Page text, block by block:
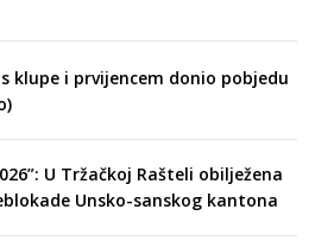
klupe i prvijencem donio pobjedu
U Tržačkoj Rašteli obilježena
Unsko-sanskog kantona